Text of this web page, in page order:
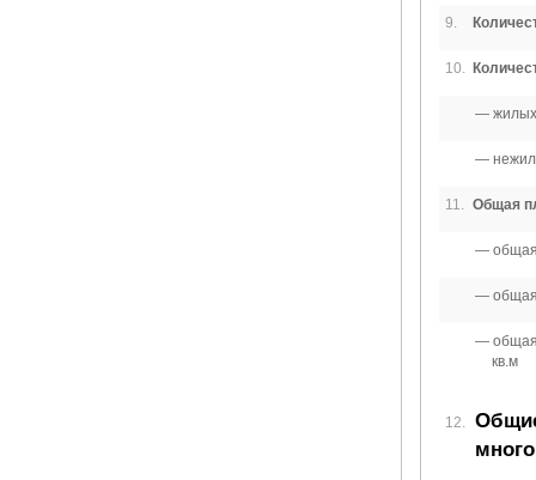
9.
10.
11. Общая
кв.м
12.